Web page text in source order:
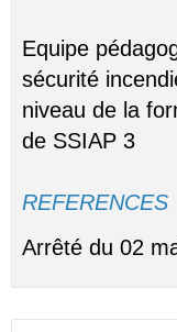
Equipe
sécurité
niveau de la
de SSIAP 3
REFERENCES
Arrêté du 02